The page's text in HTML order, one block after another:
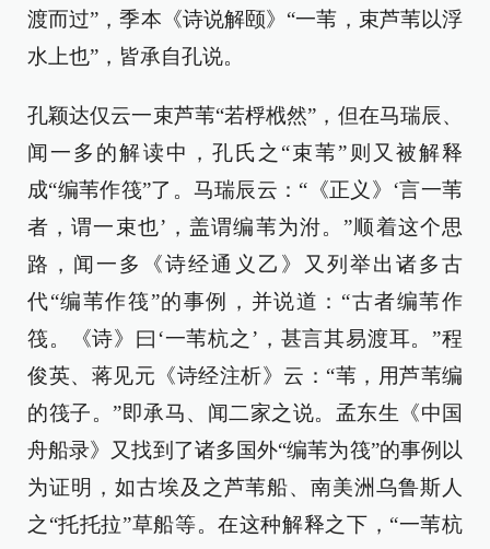
渡而过”，季本《诗说解颐》“一苇，束芦苇以浮
水上也”，皆承自孔说。
孔颖达仅云一束芦苇“若桴栰然”，但在马瑞辰、
闻一多的解读中，孔氏之“束苇”则又被解释
成“编苇作筏”了。马瑞辰云：“《正义》‘言一苇
者，谓一束也’，盖谓编苇为泭。”顺着这个思
路，闻一多《诗经通义乙》又列举出诸多古
代“编苇作筏”的事例，并说道：“古者编苇作
筏。《诗》曰‘一苇杭之’，甚言其易渡耳。”程
俊英、蒋见元《诗经注析》云：“苇，用芦苇编
的筏子。”即承马、闻二家之说。孟东生《中国
舟船录》又找到了诸多国外“编苇为筏”的事例以
为证明，如古埃及之芦苇船、南美洲乌鲁斯人
之“托托拉”草船等。在这种解释之下，“一苇杭